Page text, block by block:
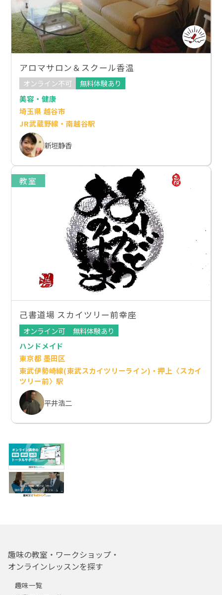
アロマサロン＆スクール香温
オンライン不可
無料体験あり
美容・健康
埼玉県 越谷市
JR武蔵野線・南越谷駅
新垣静香
教室
己書道場 スカイツリー前幸座
オンライン可
無料体験あり
ハンドメイド
東京都 墨田区
東武伊勢崎線(東武スカイツリーライン)・押上〈スカイ
ツリー前〉駅
平井浩二
趣味の教室・ワークショップ・
オンラインレッスンを探す
趣味一覧